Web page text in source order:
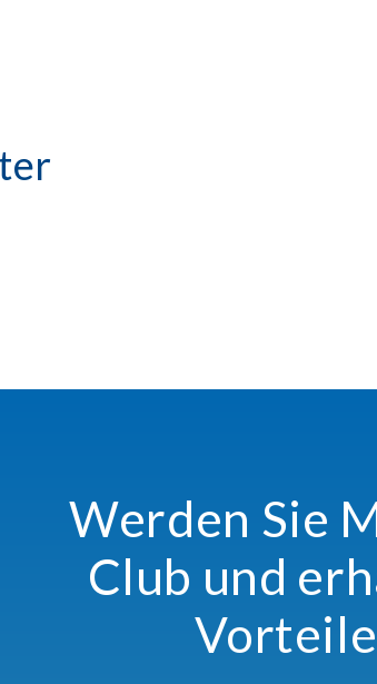
Werden Sie
Club und